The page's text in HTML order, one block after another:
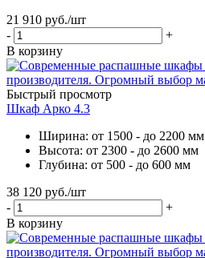
21 910 руб./шт
-
+
В корзину
Быстрый просмотр
Шкаф Арко 4.3
Ширина: от 1500 - до 2200 мм
Высота: от 2300 - до 2600 мм
Глубина: от 500 - до 600 мм
38 120 руб./шт
-
+
В корзину